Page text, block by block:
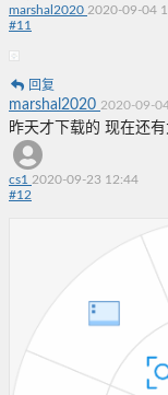
marshal2020 2020-09-04
#11
回复
marshal2020 2020-09-
昨天才下载的 现在还
cs1 2020-09-23 12:44
#12